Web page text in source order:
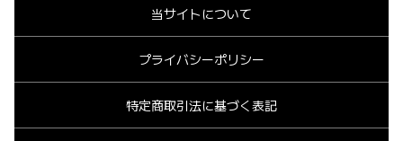
当サイトについて
プライバシーポリシー
特定商取引法に基づく表記